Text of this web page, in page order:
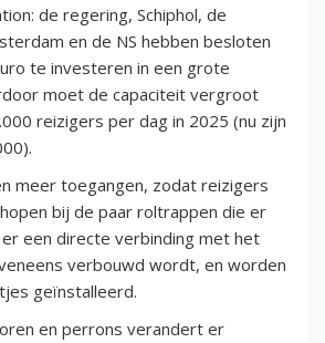
de regering, Schiphol, de
en de NS hebben besloten
te investeren in een grote
moet de capaciteit vergroot
reizigers per dag in 2025 (nu zijn
meer toegangen, zodat reizigers
bij de paar roltrappen die er
er een directe verbinding met het
verbouwd wordt, en worden
geïnstalleerd.
en perrons verandert er